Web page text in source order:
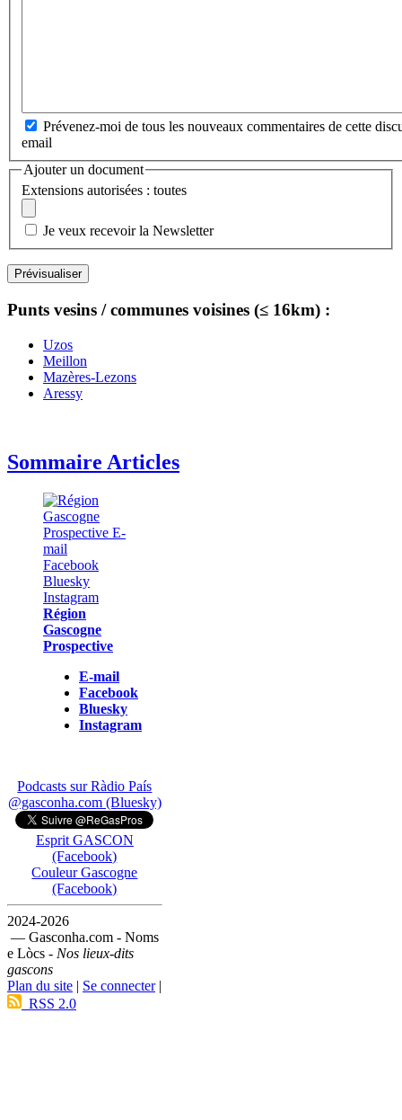
Prévenez-moi de tous les nouveaux commentaires de cette
email
Ajouter un document
Extensions autorisées : toutes
Je veux recevoir la Newsletter
Punts vesins / communes voisines (≤ 16km) :
Uzos
Meillon
Mazères-Lezons
Aressy
Sommaire Articles
Région
Gascogne
Prospective
E-mail
Facebook
Bluesky
Instagram
Podcasts sur Ràdio País
@gasconha.com (Bluesky)
Esprit GASCON
(Facebook)
Couleur Gascogne
(Facebook)
2024-2026
— Gasconha.com - Noms
e Lòcs - Nos lieux-dits
gascons
Plan du site | Se connecter|
RSS 2.0